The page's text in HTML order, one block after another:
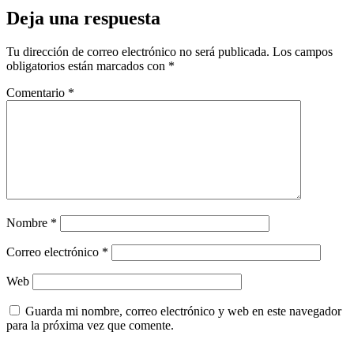
Deja una respuesta
Tu dirección de correo electrónico no será publicada. Los campos
obligatorios están marcados con *
Comentario *
Nombre *
Correo electrónico *
Web
Guarda mi nombre, correo electrónico y web en este navegador
para la próxima vez que comente.